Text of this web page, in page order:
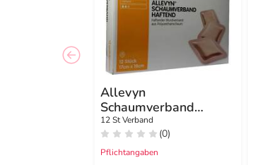
Allevyn
Schaumverband
17x18 cm haftend
12 St Verband
(0)
Pflichtangaben